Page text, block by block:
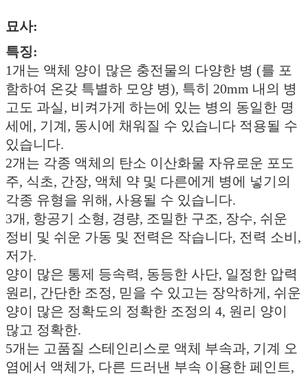
묘사:
특징:
1개는 액체 양이 많은 충전물의 다양한 병 (를 포
함하여 온갖 특별하 모양 병), 특히 20mm 내의 병
고도 과실, 비켜가게 하는에 있는 병의 동일한 명
세에, 기계, 동시에 채워질 수 있습니다 적용될 수
있습니다.
2개는 각종 액체의 탄소 이산화물 자유로운 포도
주, 식초, 간장, 액체 약 및 다른에게 병에 넣기의
각종 유형을 위해, 사용될 수 있습니다.
3개, 항공기 소형, 경량, 조밀한 구조, 장수, 쉬운
정비 및 쉬운 가동 및 전력은 작습니다, 전력 소비,
저가.
양이 많은 통제 등속력, 동등한 사단, 일정한 압력
원리, 간단한 조정, 믿을 수 있고는 장악하게, 쉬운
양이 많은 정확도의 정확한 조정의 4, 원리 양이
많고 정확한.
5개는 고품질 스테인리스로 액체 부속과, 기계 오
염에서 액체가, 다른 드러낸 부속 이용한 페인트,